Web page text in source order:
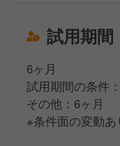
試用期間
6ヶ月
試用期間の条件
その他：6ヶ月
※条件面の変動あ